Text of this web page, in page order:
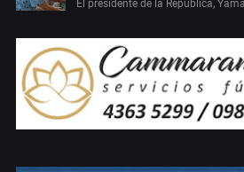
El presidente de la República,